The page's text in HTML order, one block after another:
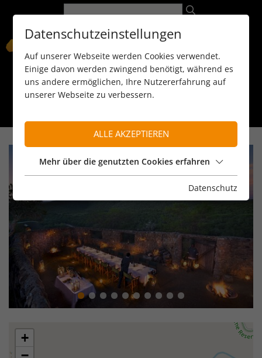
089 / 8 11 90 15
+
Datenschutzeinstellungen
Auf unserer Webseite werden Cookies verwendet.
Einige davon werden zwingend benötigt, während es
uns andere ermöglichen, Ihre Nutzererfahrung auf
unserer Webseite zu verbessern.
ALLE AKZEPTIEREN
Mehr über die genutzten Cookies erfahren
Datenschutz